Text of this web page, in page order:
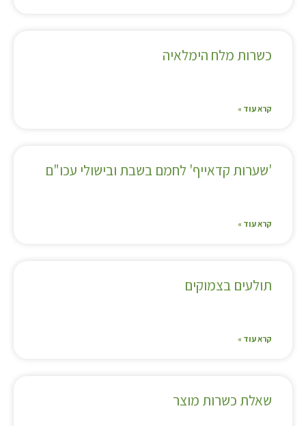
כשרות מלח הימלאיה
קרא עוד »
'שערות קדאייף' לחמם בשבת ובישולי עכו"ם
קרא עוד »
תולעים בצמוקים
קרא עוד »
שאלת כשרות מוצר